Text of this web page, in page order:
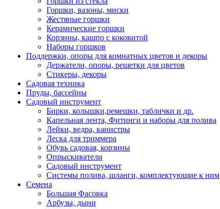
Горшки, вазоны, миски
Жестяные горшки
Керамические горшки
Корзины, кашпо с коковитой
Наборы горшков
Поддержки, опоры для комнатных цветов и декоры
Держатели, опоры, решетки для цветов
Стикеры, декоры
Садовая техника
Пруды, бассейны
Садовый инструмент
Бирки, колышки,ремешки, таблички и др.
Капельная лента, Фитинги и наборы для полива
Лейки, ведра, канистры
Леска для триммера
Обувь садовая, корзины
Опрыскиватели
Садовый инструмент
Системы полива, шланги, комплектующие к ним
Семена
Большая Фасовка
Арбузы, дыни